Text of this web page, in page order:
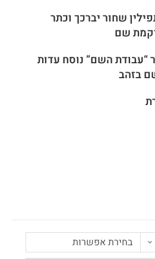
שחור יברכך וכתר
שם
“עבודת השם” נוסח עדות
בזהב
בחירת אפשרות